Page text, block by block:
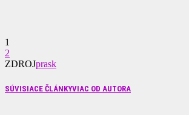
1
2
ZDROJprask
SÚVISIACE ČLÁNKYVIAC OD AUTORA